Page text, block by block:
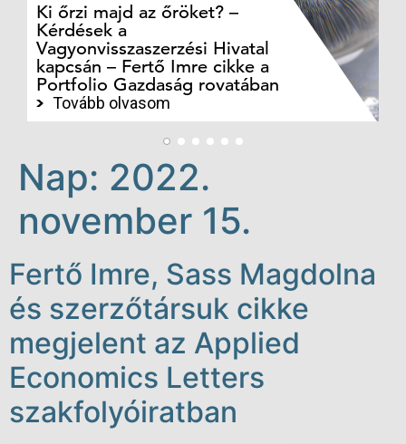
Ki őrzi majd az őröket? –
Kérdések a
Vagyonvisszaszerzési Hivatal
kapcsán – Fertő Imre cikke a
Portfolio Gazdaság rovatában
Tovább olvasom
Nap: 2022.
november 15.
Fertő Imre, Sass Magdolna
és szerzőtársuk cikke
megjelent az Applied
Economics Letters
szakfolyóiratban